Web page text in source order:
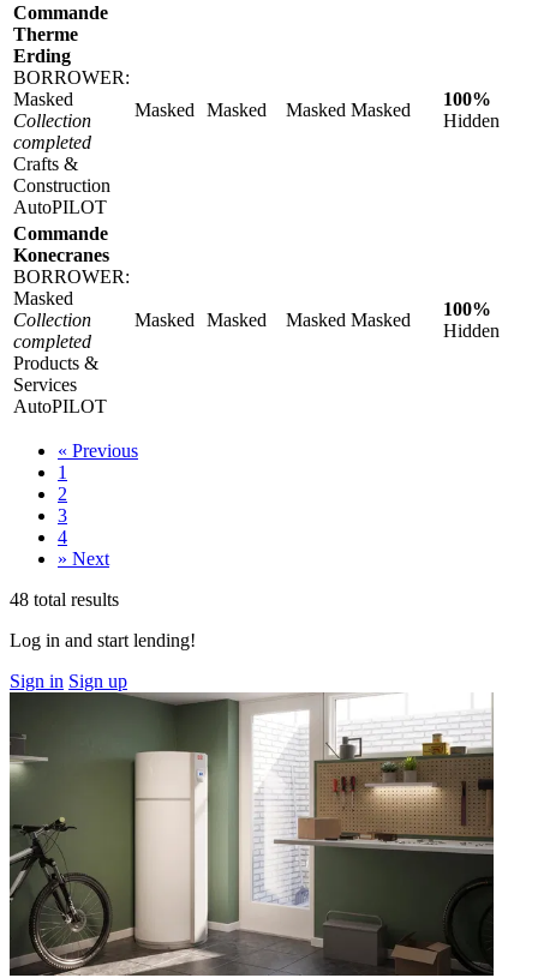
Commande
Therme
Erding
BORROWER:
Masked
Collection
completed
Crafts &
Construction
AutoPILOT
Masked Masked Masked Masked
100%
Hidden
Commande
Konecranes
BORROWER:
Masked
Collection
completed
Products &
Services
AutoPILOT
Masked Masked Masked Masked
100%
Hidden
« Previous
1
2
3
4
» Next
48 total results
Log in and start lending!
Sign in Sign up